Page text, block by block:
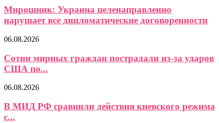
Мирошник: Украина целенаправленно
нарушает все дипломатические договоренности
06.08.2026
Сотни мирных граждан пострадали из-за ударов
США по...
06.08.2026
В МИД РФ сравнили действия киевского режима
с...